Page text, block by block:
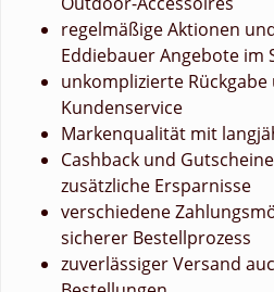
regelmäßige Aktionen
Eddiebauer Angebote im
unkomplizierte
Kundenservice
Markenqualität mit
Cashback und
zusätzliche Ersparnisse
verschiedene
sicherer Bestellprozess
zuverlässiger Versand